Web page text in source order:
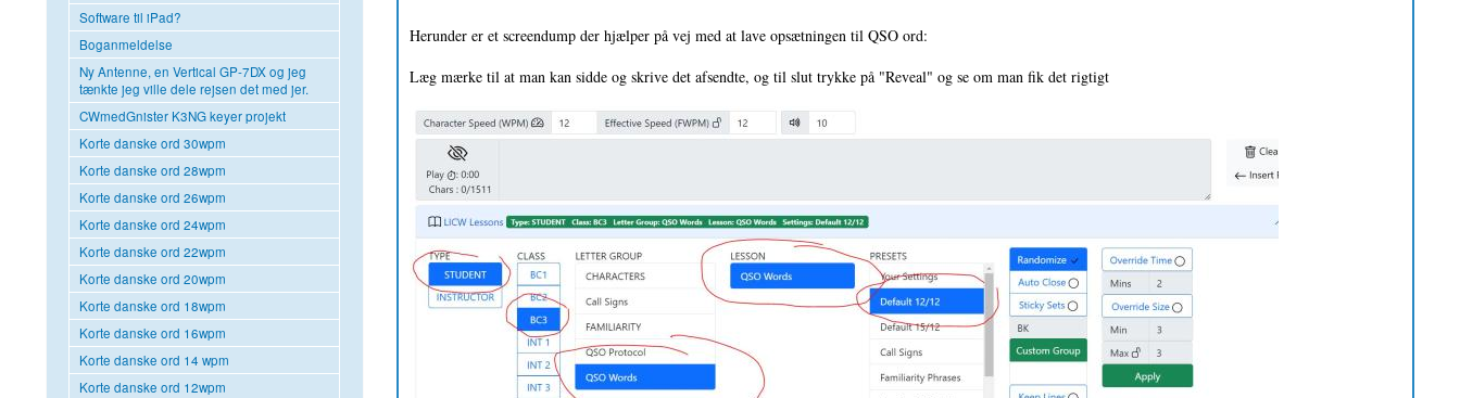
Herunder er et screendump der hjælper på vej med at lave opsætningen til QSO ord:
Læg mærke til at man kan sidde og skrive det afsendte, og til slut trykke på "Reveal" og se om man fik det rigtigt
Software til iPad?
Boganmeldelse
Ny Antenne, en Vertical GP-7DX og jeg
tænkte jeg ville dele rejsen det med jer.
CWmedGnister K3NG keyer projekt
Korte danske ord 30wpm
Korte danske ord 28wpm
Korte danske ord 26wpm
Korte danske ord 24wpm
Korte danske ord 22wpm
Korte danske ord 20wpm
Korte danske ord 18wpm
Korte danske ord 16wpm
Korte danske ord 14 wpm
Korte danske ord 12wpm